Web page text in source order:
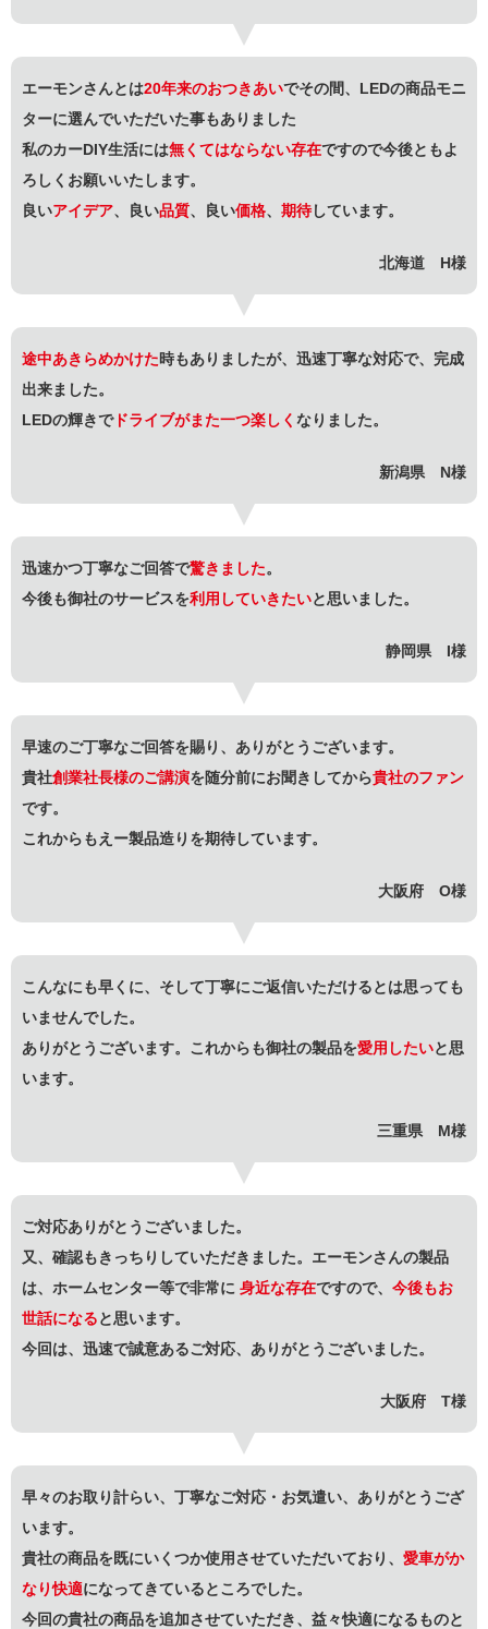
エーモンさんとは20年来のおつきあいでその間、LEDの商品モニ
ターに選んでいただいた事もありました
私のカーDIY生活には無くてはならない存在ですので今後ともよ
ろしくお願いいたします。
良いアイデア、良い品質、良い価格、 期待しています。
北海道 H様
途中あきらめかけた時もありましたが、迅速丁寧な対応で、完成
出来ました。
LEDの輝きでドライブがまた一つ楽しく なりました。
新潟県 N様
迅速かつ丁寧なご回答で驚きました。
今後も御社のサービスを利用していきたいと思いました。
静岡県 I様
早速のご丁寧なご回答を賜り、ありがとうございます。
貴社創業社長様のご講演を随分前にお聞きしてから貴社のファン
です。
これからもえー製品造りを期待しています。
大阪府 O様
こんなにも早くに、そして丁寧にご返信いただけるとは思っても
いませんでした。
ありがとうございます。これからも御社の製品を愛用したいと思
います。
三重県 M様
ご対応ありがとうございました。
又、確認もきっちりしていただきました。エーモンさんの製品
は、ホームセンター等で非常に 身近な存在ですので、 今後もお
世話になると思います。
今回は、迅速で誠意あるご対応、ありがとうございました。
大阪府 T様
早々のお取り計らい、丁寧なご対応・お気遣い、ありがとうござ
います。
貴社の商品を既にいくつか使用させていただいており、 愛車がか
なり快適になってきているところでした。
今回の貴社の商品を追加させていただき、益々快適になるものと